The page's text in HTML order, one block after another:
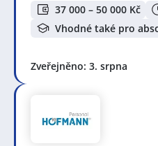
37 000 – 50 000 Kč
Vhodné také pro
Zveřejněno: 3. srpna